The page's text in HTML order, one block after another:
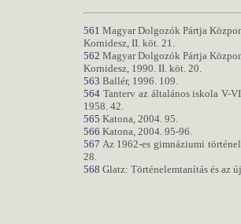
561 Magyar Dolgozók Pártja
Kornidesz, II. köt. 21.
562 Magyar Dolgozók Pártja
Kornidesz, 1990. II. köt. 20.
563 Ballér, 1996. 109.
564 Tanterv az általános iskola V-
1958. 42.
565 Katona, 2004. 95.
566 Katona, 2004. 95-96.
567 Az 1962-es gimnáziumi
28.
568 Glatz: Történelemtanítás és az